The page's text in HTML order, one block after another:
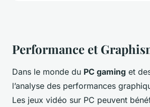
Performance et
Dans le monde du PC gaming et
l’analyse des performances
Les jeux vidéo sur PC peuvent